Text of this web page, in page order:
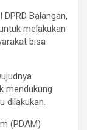
Balangan,
melakukan
bisa
mendukung
dilakukan.
(PDAM)